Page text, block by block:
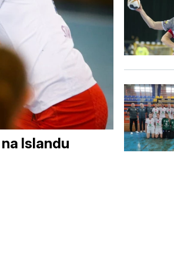
Islandu